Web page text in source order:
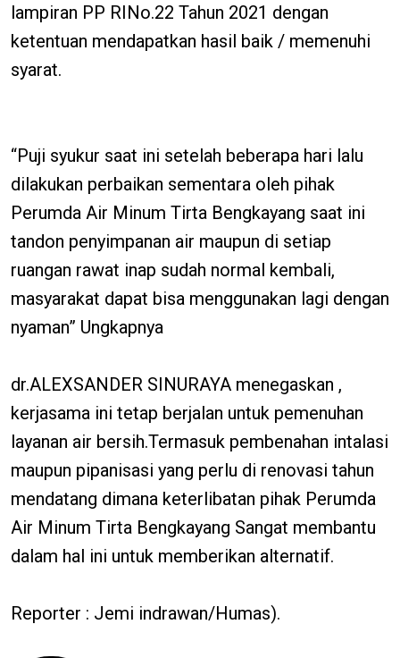
lampiran PP RINo.22 Tahun 2021 dengan
ketentuan mendapatkan hasil baik / memenuhi
syarat.
“Puji syukur saat ini setelah beberapa hari lalu
dilakukan perbaikan sementara oleh pihak
Perumda Air Minum Tirta Bengkayang saat ini
tandon penyimpanan air maupun di setiap
ruangan rawat inap sudah normal kembali,
masyarakat dapat bisa menggunakan lagi dengan
nyaman” Ungkapnya
dr.ALEXSANDER SINURAYA menegaskan ,
kerjasama ini tetap berjalan untuk pemenuhan
layanan air bersih.Termasuk pembenahan intalasi
maupun pipanisasi yang perlu di renovasi tahun
mendatang dimana keterlibatan pihak Perumda
Air Minum Tirta Bengkayang Sangat membantu
dalam hal ini untuk memberikan alternatif.
Reporter : Jemi indrawan/Humas).